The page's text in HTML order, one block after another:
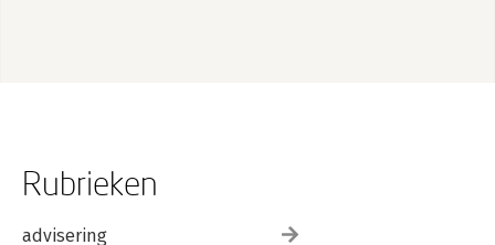
Rubrieken
advisering